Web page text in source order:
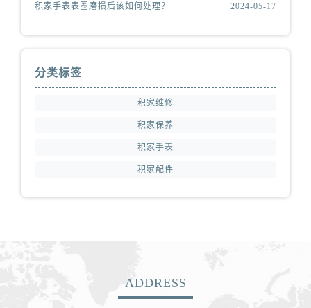
积家手表表圈磨损后该如何处理？ 2024-05-17
分类标签
积家维修
积家保养
积家手表
积家配件
ADDRESS